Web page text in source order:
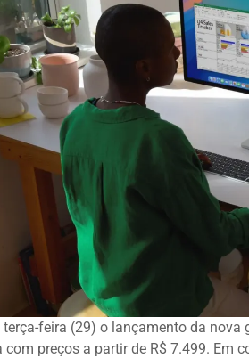
feira (29) o lançamento da nova
preços a partir de R$ 7.499. Em